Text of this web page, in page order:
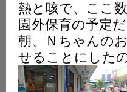
熱と咳で、ここ
園外保育の予定
朝、Ｎちゃんの
せることにした